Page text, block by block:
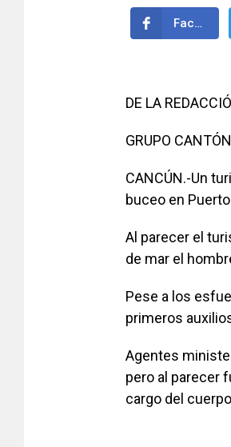
Facebook
DE LA
GRUPO CANTÓN
CANCÚN.-Un
buceo en
Al parecer el
de mar el
Pese a los
primeros
Agentes
pero al parecer
cargo del